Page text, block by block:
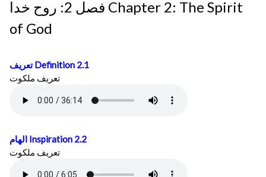
فصل 2: روح خدا Chapter 2: The Spirit
of God
تعريفDefinition 2.1
تعريف ملكوت
الهام Inspiration 2.2
تعريف ملكوت